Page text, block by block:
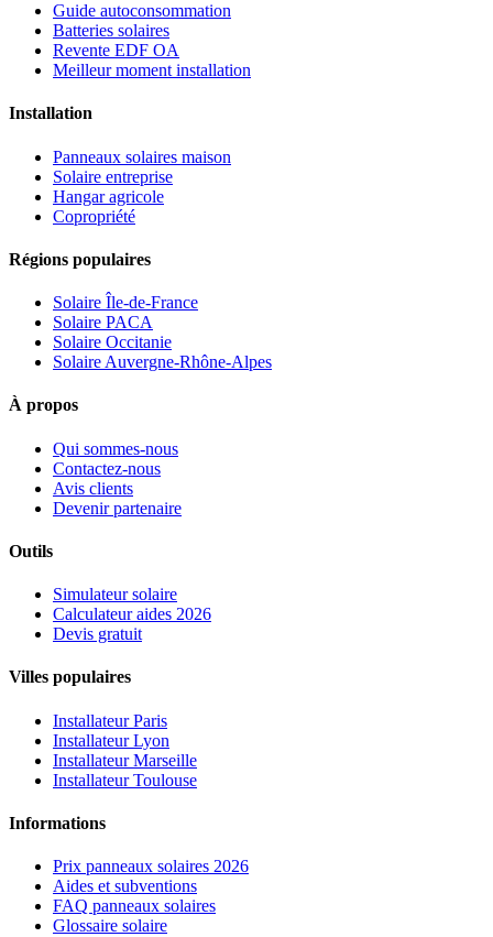
Guide autoconsommation
Batteries solaires
Revente EDF OA
Meilleur moment installation
Installation
Panneaux solaires maison
Solaire entreprise
Hangar agricole
Copropriété
Régions populaires
Solaire Île-de-France
Solaire PACA
Solaire Occitanie
Solaire Auvergne-Rhône-Alpes
À propos
Qui sommes-nous
Contactez-nous
Avis clients
Devenir partenaire
Outils
Simulateur solaire
Calculateur aides 2026
Devis gratuit
Villes populaires
Installateur Paris
Installateur Lyon
Installateur Marseille
Installateur Toulouse
Informations
Prix panneaux solaires 2026
Aides et subventions
FAQ panneaux solaires
Glossaire solaire